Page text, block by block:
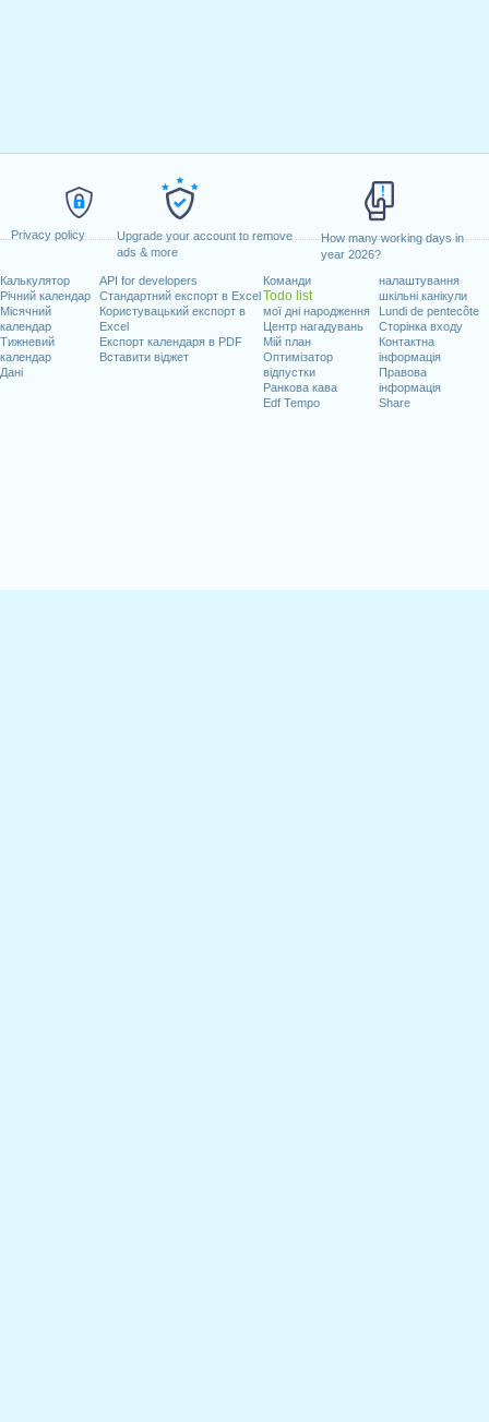
Privacy policy
Upgrade your account to remove
ads & more
How many working days in
year 2026?
Калькулятор
Річний календар
Місячний
календар
Тижневий
календар
Дані
API for developers
Стандартний експорт в Excel
Користувацький експорт в
Excel
Експорт календаря в PDF
Вставити віджет
Команди
Todo list
мої дні народження
Центр нагадувань
Мій план
Оптимізатор
відпустки
Ранкова кава
Edf Tempo
налаштування
шкільні канікули
Lundi de pentecôte
Сторінка входу
Контактна
інформація
Правова
інформація
Share